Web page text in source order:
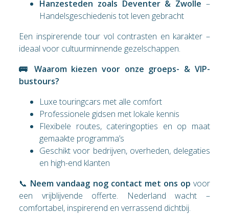
Hanzesteden zoals Deventer & Zwolle –
Handelsgeschiedenis tot leven gebracht
Een inspirerende tour vol contrasten en karakter –
ideaal voor cultuurminnende gezelschappen.
🚌 Waarom kiezen voor onze groeps- & VIP-
bustours?
Luxe touringcars met alle comfort
Professionele gidsen met lokale kennis
Flexibele routes, cateringopties en op maat
gemaakte programma’s
Geschikt voor bedrijven, overheden, delegaties
en high-end klanten
📞 Neem vandaag nog contact met ons op voor
een vrijblijvende offerte. Nederland wacht –
comfortabel, inspirerend en verrassend dichtbij.